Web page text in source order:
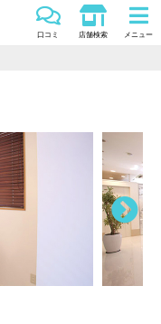
口コミ 店舗検索 メニュー